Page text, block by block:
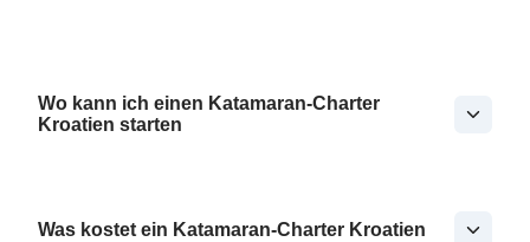
Wo kann ich einen Katamaran-Charter
Kroatien starten
Was kostet ein Katamaran-Charter Kroatien